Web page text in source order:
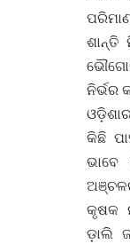
ଶାନ୍ତି
ନିର୍ଭର
କିଛି
କୃଷକ
ଡ଼ାଲି